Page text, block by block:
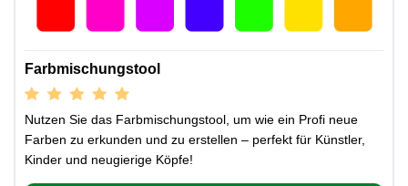
Farbmischungstool
Nutzen Sie das Farbmischungstool, um wie ein Profi neue
Farben zu erkunden und zu erstellen – perfekt für Künstler,
Kinder und neugierige Köpfe!